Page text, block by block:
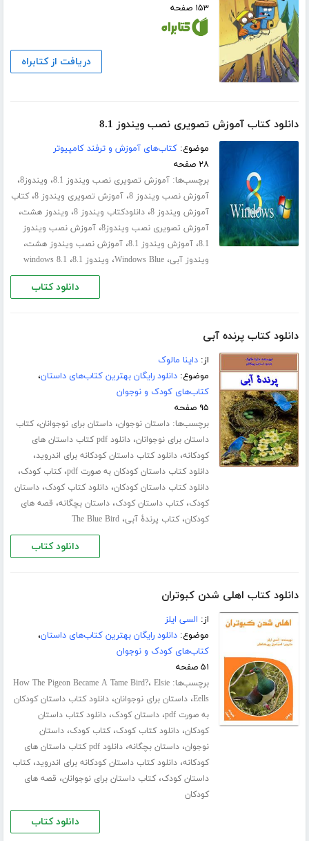
۱۵۳ صفحه
دریافت از کتابراه
دانلود کتاب آموزش تصویری نصب ویندوز 8.1
موضوع:کتاب‌های آموزش و ترفند کامپیوتر
۲۸ صفحه
برچسب‌ها:آموزش تصویری نصب ویندوز 8.1 ، ویندوز8 ،
آموزش نصب ویندوز 8 ،آموزش تصویری ویندوز 8 ،کتاب
آموزش ویندوز 8 ،دانلودکتاب ویندوز 8 ، ویندوز هشت،
آموزش تصویری نصب ویندوز8 ،آموزش نصب ویندوز
8.1،آموزش ویندوز 8.1 ،آموزش نصب ویندوز هشت،
ویندوز آبی،Windows Blue، ویندوز 8.1 ، windows 8.1
دانلود کتاب
دانلود کتاب پرنده آبی
از:داینا مالوک
موضوع:دانلود رایگان بهترین کتاب‌های داستان،
کتاب‌های کودک و نوجوان
۹۵ صفحه
برچسب‌ها:داستان نوجوان،داستان برای نوجوانان،کتاب
داستان برای نوجوانان،
دانلود pdf کتاب داستان های
کودکانه،دانلود کتاب داستان کودکانه برای اندروید،
دانلود کتاب داستان کودکان به صورت pdf ،کتاب کودک،
دانلود کتاب داستان کودکان،دانلود کتاب کودک،داستان
کودک،کتاب داستان کودک،داستان بچگانه، قصه های
کودکان،کتاب پرندۀ آبی،The Blue Bird
دانلود کتاب
دانلود کتاب اهلی شدن کبوتران
از: السی ایلز
موضوع:دانلود رایگان بهترین کتاب‌های داستان،
کتاب‌های کودک و نوجوان
۵۱ صفحه
برچسب‌ها:
How The Pigeon Became A Tame Bird?، Elsie
Eells،داستان برای نوجوانان،دانلود کتاب داستان کودکان
به صورت pdf
،داستان کودک،دانلود کتاب داستان
کودکان،دانلود کتاب کودک،کتاب کودک،داستان
نوجوان،داستان بچگانه،
دانلود pdf کتاب داستان های
کودکانه،دانلود کتاب داستان کودکانه برای اندروید،کتاب
داستان کودک،کتاب داستان برای نوجوانان، قصه های
کودکان
دانلود کتاب